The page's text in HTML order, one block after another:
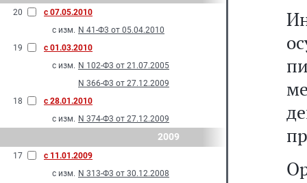
20
с 07.05.2010
с изм. N 41-Ф3 от 05.04.2010
19
с 01.03.2010
с изм. N 102-Ф3 от 21.07.2005
N 366-Ф3 от 27.12.2009
18
с 28.01.2010
с изм. N 374-Ф3 от 27.12.2009
2009
17
с 11.01.2009
с изм. N 313-Ф3 от 30.12.2008